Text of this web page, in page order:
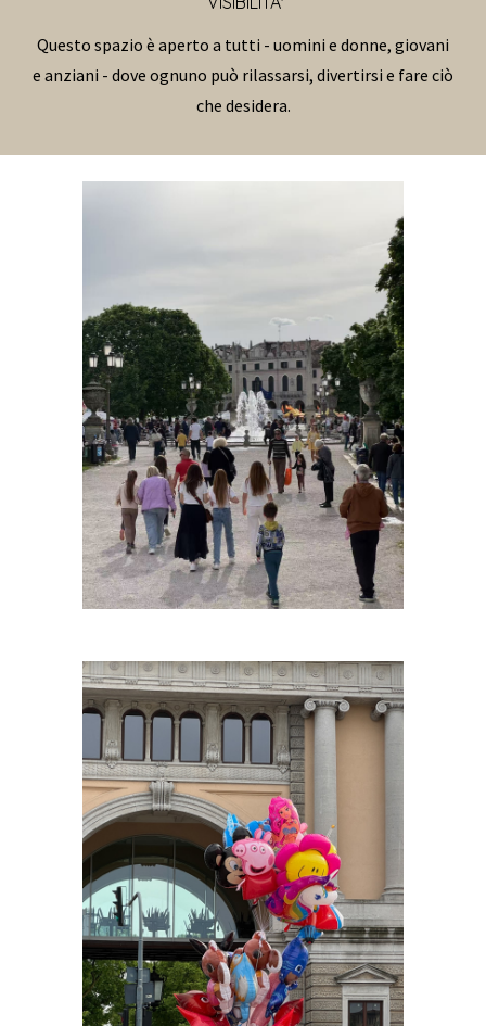
Questo spazio è aperto a tutti - uomini e donne, giovani
e anziani - dove ognuno può rilassarsi, divertirsi e fare ciò
che desidera.